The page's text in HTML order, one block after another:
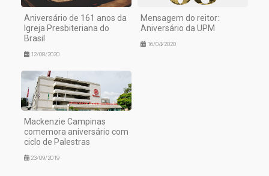
Aniversário de 161 anos da
Igreja Presbiteriana do
Brasil
12/08/2020
Mensagem do reitor:
Aniversário da UPM
16/04/2020
Mackenzie Campinas
comemora aniversário com
ciclo de Palestras
23/09/2019